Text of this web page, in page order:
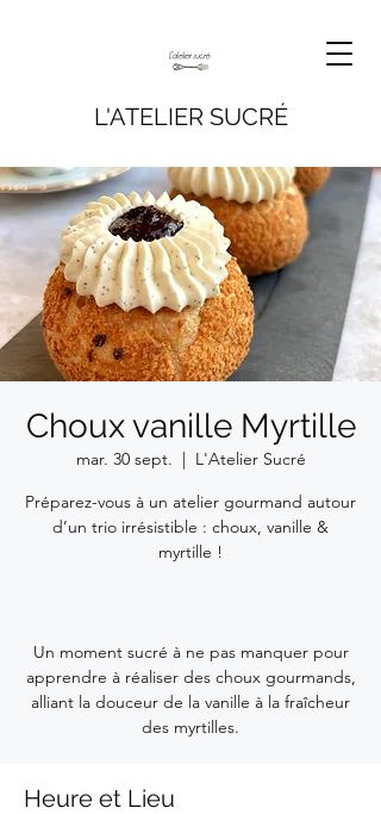
L'ATELIER SUCRÉ
Choux vanille Myrtille
mar. 30 sept.
  |
L'Atelier Sucré
Préparez-vous à un atelier gourmand autour
d’un trio irrésistible : choux, vanille &
myrtille !
Un moment sucré à ne pas manquer pour
apprendre à réaliser des choux gourmands,
alliant la douceur de la vanille à la fraîcheur
des myrtilles.
Heure et Lieu